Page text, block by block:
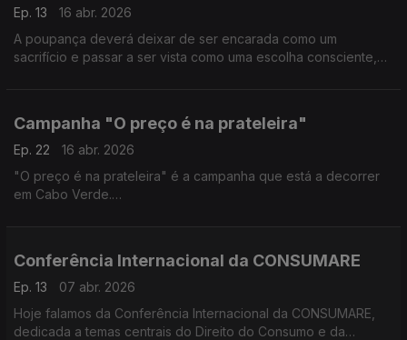
Ep. 13
16 abr. 2026
A poupança deverá deixar de ser encarada como um
sacrifício e passar a ser vista como uma escolha consciente,
Campanha "O preço é na prateleira"
Ep. 22
16 abr. 2026
"O preço é na prateleira" é a campanha que está a decorrer
em Cabo Verde.
Conferência Internacional da CONSUMARE
Ep. 13
07 abr. 2026
Hoje falamos da Conferência Internacional da CONSUMARE,
dedicada a temas centrais do Direito do Consumo e da